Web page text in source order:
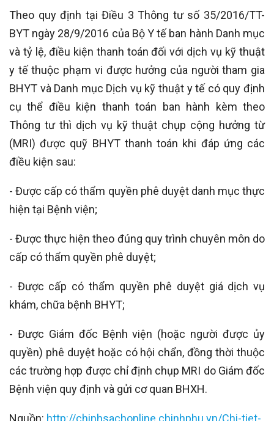
Theo quy định tại Điều 3 Thông tư số 35/2016/TT-
BYT ngày 28/9/2016 của Bộ Y tế ban hành Danh mục
và tỷ lệ, điều kiện thanh toán đối với dịch vụ kỹ thuật
y tế thuộc phạm vi được hưởng của người tham gia
BHYT và Danh mục Dịch vụ kỹ thuật y tế có quy định
cụ thể điều kiện thanh toán ban hành kèm theo
Thông tư thì dịch vụ kỹ thuật chụp cộng hưởng từ
(MRI) được quỹ BHYT thanh toán khi đáp ứng các
điều kiện sau:
- Được cấp có thẩm quyền phê duyệt danh mục thực
hiện tại Bệnh viện;
- Được thực hiện theo đúng quy trình chuyên môn do
cấp có thẩm quyền phê duyệt;
- Được cấp có thẩm quyền phê duyệt giá dịch vụ
khám, chữa bệnh BHYT;
- Được Giám đốc Bệnh viện (hoặc người được ủy
quyền) phê duyệt hoặc có hội chẩn, đồng thời thuộc
các trường hợp được chỉ định chụp MRI do Giám đốc
Bệnh viện quy định và gửi cơ quan BHXH.
Nguồn: http://chinhsachonline.chinhphu.vn/Chi-tiet-